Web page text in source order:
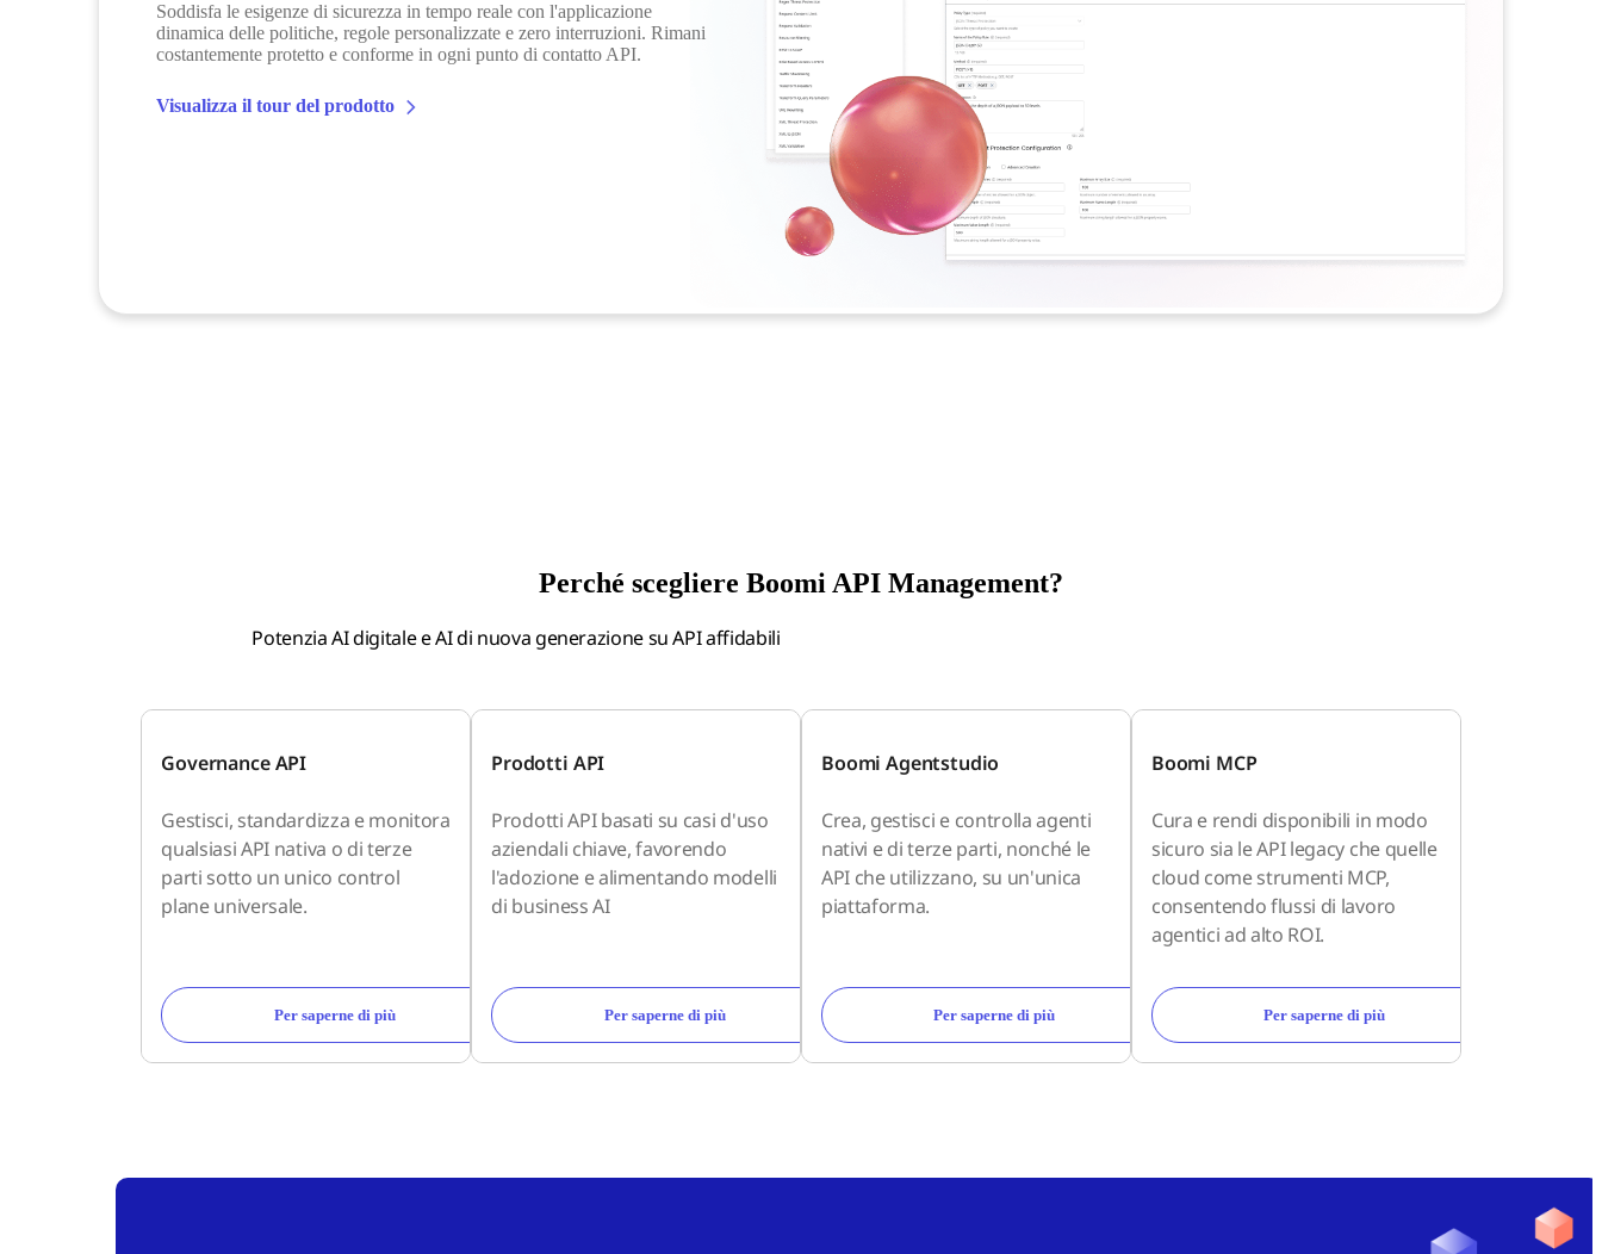
Soddisfa le esigenze di sicurezza in tempo reale con l'applicazione
dinamica delle politiche, regole personalizzate e zero interruzioni. Rimani
costantemente protetto e conforme in ogni punto di contatto API.
Visualizza il tour del prodotto
Perché scegliere Boomi API Management?
Potenzia AI digitale e AI di nuova generazione su API affidabili
Governance API
Gestisci, standardizza e monitora
qualsiasi API nativa o di terze
parti sotto un unico control
plane universale.
Per saperne di più
Prodotti API
Prodotti API basati su casi d'uso
aziendali chiave, favorendo
l'adozione e alimentando modelli
di business AI
Per saperne di più
Boomi Agentstudio
Crea, gestisci e controlla agenti
nativi e di terze parti, nonché le
API che utilizzano, su un'unica
piattaforma.
Per saperne di più
Boomi MCP
Cura e rendi disponibili in modo
sicuro sia le API legacy che quelle
cloud come strumenti MCP,
consentendo flussi di lavoro
agentici ad alto ROI.
Per saperne di più